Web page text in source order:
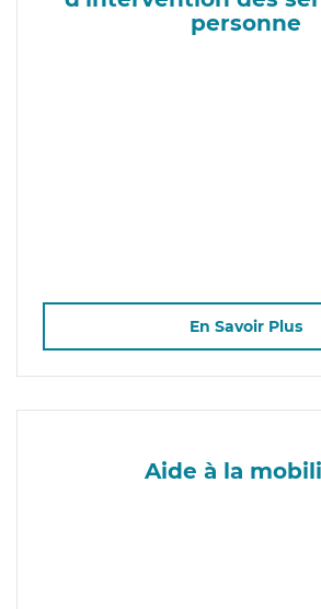
personne
En Savoir Plus
Aide à la